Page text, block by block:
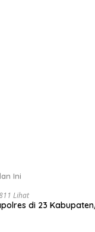
Jaring
Ini
Lihat
di 23